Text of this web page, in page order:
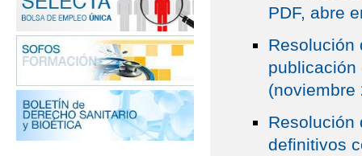
PDF, abre
Resolución
publicación
(noviembre
Resolución
definitivos